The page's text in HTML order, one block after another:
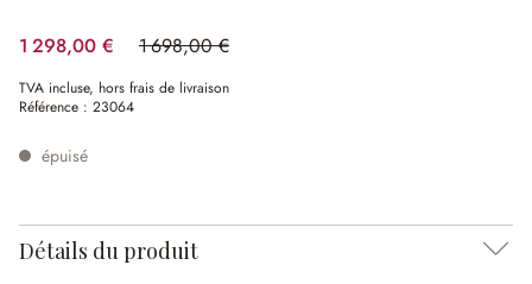
1 298,00 € 1 698,00 €
(23.56%spared)
TVA incluse, hors frais de livraison
Référence : 23064
épuisé
Détails du produit